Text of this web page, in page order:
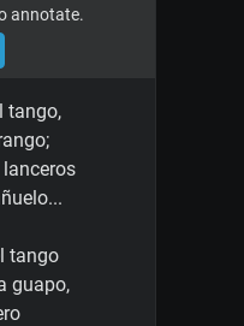
annotate.
tango,
tango
guapo,